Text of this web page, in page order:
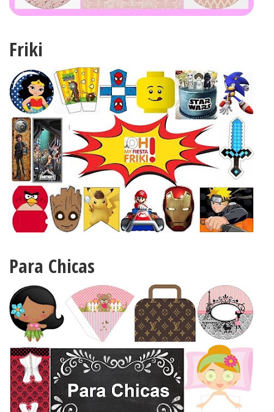
Friki
Para Chicas